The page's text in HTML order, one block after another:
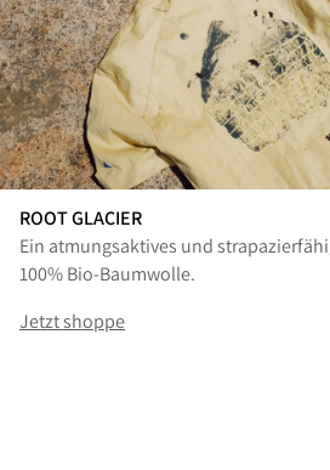
ROOT GLACIER
Ein atmungsaktives und
100% Bio-Baumwolle.
Jetzt shoppe